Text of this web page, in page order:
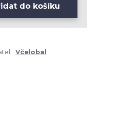
do košíku
Včelobal